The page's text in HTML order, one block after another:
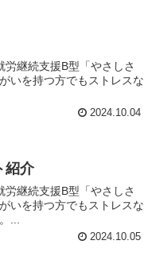
継続支援B型「やさしさ
いを持つ方でもストレスな
2024.10.04
紹介
継続支援B型「やさしさ
いを持つ方でもストレスな
...
2024.10.05